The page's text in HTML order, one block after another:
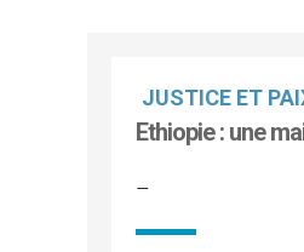
JUSTICE ET
Ethiopie : une
–